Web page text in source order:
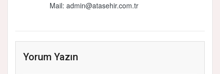
Mail: admin@atasehir.com.tr
Yorum Yazın